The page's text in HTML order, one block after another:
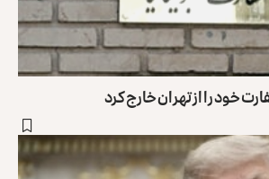
خود را از تهران خارج کرد